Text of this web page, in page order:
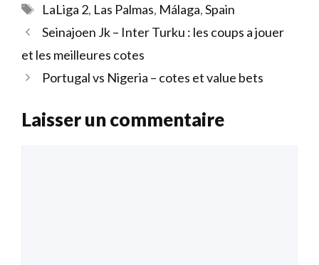
Étiquettes
LaLiga 2, Las Palmas, Málaga,Spain
Seinajoen Jk – Inter Turku : les coups a jouer
et les meilleures cotes
Portugal vs Nigeria – cotes et value bets
Laisser un commentaire